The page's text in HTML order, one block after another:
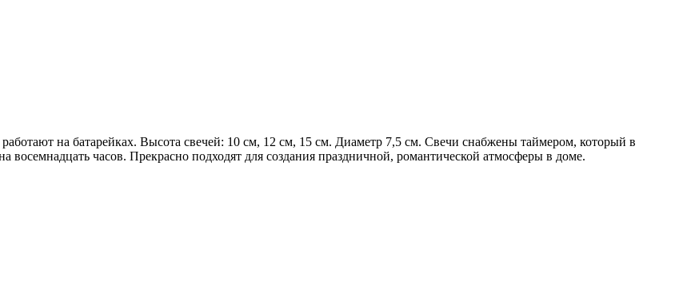
на батарейках. Высота свечей: 10 см, 12 см, 15 см. Диаметр 7,5 см. Свечи снабжены таймером, который в
восемнадцать часов. Прекрасно подходят для создания праздничной, романтической атмосферы в доме.